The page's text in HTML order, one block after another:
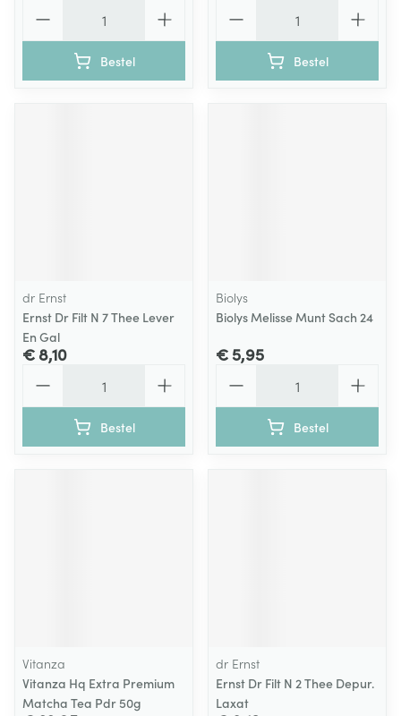
Bestel Bestel
dr Ernst
Ernst Dr Filt N 7 Thee Lever
En Gal
€ 8,10
Bestel
Biolys
Biolys Melisse Munt Sach 24
€ 5,95
Bestel
Vitanza
Vitanza Hq Extra Premium
Matcha Tea Pdr 50g
dr Ernst
Ernst Dr Filt N 2 Thee Depur.
Laxat